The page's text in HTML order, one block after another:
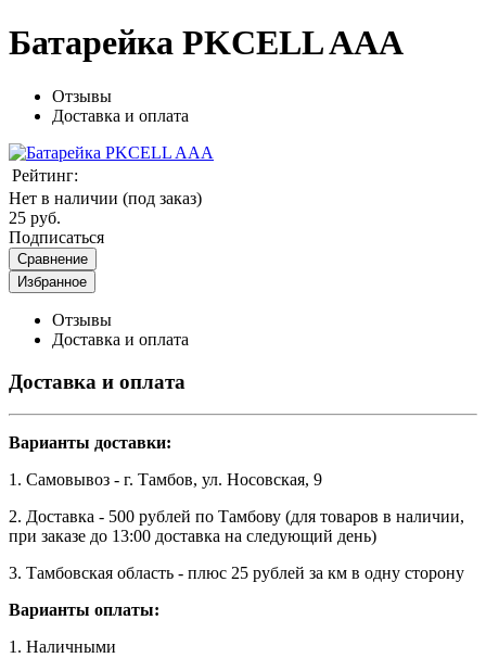
Батарейка PKCELL AAA
Отзывы
Доставка и оплата
Рейтинг:
Нет в наличии (под заказ)
25 руб.
Подписаться
Сравнение
Избранное
Отзывы
Доставка и оплата
Доставка и оплата
Варианты доставки:
1. Самовывоз - г. Тамбов, ул. Носовская, 9
2. Доставка - 500 рублей по Тамбову (для товаров в наличии,
при заказе до 13:00 доставка на следующий день)
3. Тамбовская область - плюс 25 рублей за км в одну сторону
Варианты оплаты:
1. Наличными